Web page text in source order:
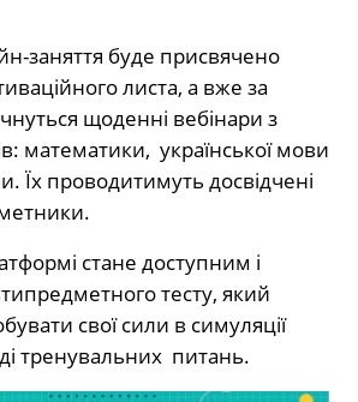
заняття буде присвячено
листа, а вже за
щоденні вебінари з
математики, української мови
Їх проводитимуть досвідчені
стане доступним і
тесту, який
свої сили в симуляції
тренувальних питань.